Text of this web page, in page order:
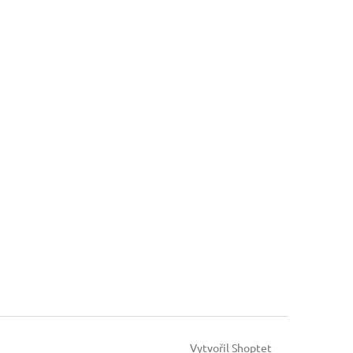
Vytvořil Shoptet